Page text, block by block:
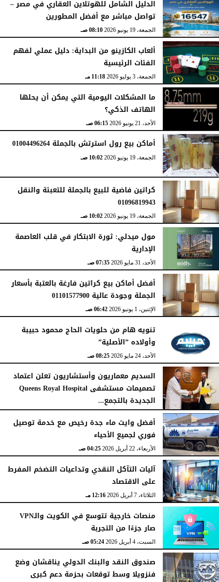
الدليل الشامل للهوتلاين العقاري في مصر –
تواصل مباشر مع أفضل المطورين
الجمعة، 19 يونيو 2026 08:10 صـ
ألعاب الكازينو من البداية: دليل عملي لفهم
الفئات الرئيسية
الجمعة، 3 يوليو 2026 11:18 مـ
ما المشكلات اليومية التي يمكن أن يحلها
الهاتف الذكي؟
الأحد، 21 يونيو 2026 06:15 صـ
أماكن بيع رول استرتش بالجملة 01004496264
الجمعة، 19 يونيو 2026 10:02 صـ
كراتين فاضية للبيع بالجملة للتعبئة والنقل
01096819943
الجمعة، 19 يونيو 2026 10:02 صـ
مول ميدلي: ثورة الابتكار في قلب العاصمة
الإدارية
الأحد، 31 مايو 2026 07:35 صـ
أفضل أماكن بيع كراتين فارغة بالعتبة بأسعار
الجملة وجودة عالية 01101577900
الإثنين، 1 يونيو 2026 06:42 صـ
تنويه هام من حلويات الحاج محمود حبيبة
وأولاده ”الأصلية”
الأحد، 24 مايو 2026 08:25 صـ
السديم معماريون وأستشاريون تعلن اعتماد
تصميمات مستشفى Queens Royal Hospital
الجديدة بالتجمع...
الأحد، 10 مايو 2026 08:40 صـ
أفضل وايت ماء جدة رخيص مع خدمة توصيل
فوري لجميع الأحياء
الأربعاء، 22 أبريل 2026 04:25 صـ
آليات التآكل النقدي وتداعيات التضخم المفرط
على الاقتصاد
الثلاثاء، 7 أبريل 2026 12:16 مـ
منصات خارجية تتوسع في الكويت والـVPN
صار جزءًا من التجربة
السبت، 4 أبريل 2026 05:24 صـ
صندوق النقد والبنك الدولي يناقشان وضع
فنزويلا وسط توقعات بحزمة دعم كبرى